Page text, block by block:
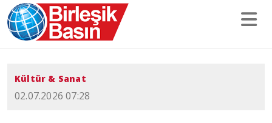
Kültür & Sanat
02.07.2026 07:28